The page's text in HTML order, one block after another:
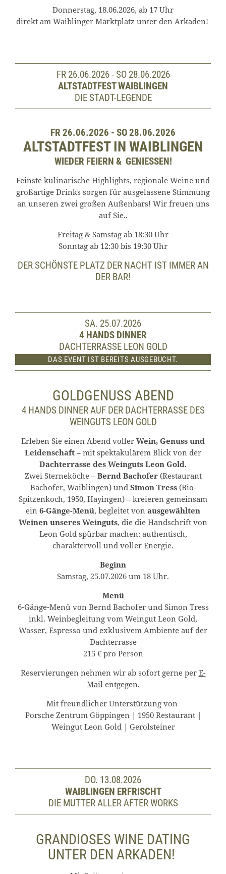
Donnerstag, 18.06.2026, ab 17 Uhr
direkt am Waiblinger Marktplatz unter den Arkaden!
FR 26.06.2026 - SO 28.06.2026
ALTSTADTFEST WAIBLINGEN
DIE STADT-LEGENDE
FR 26.06.2026 - SO 28.06.2026
ALTSTADTFEST IN WAIBLINGEN
WIEDER FEIERN & GENIESSEN!
Feinste kulinarische Highlights, regionale Weine und
großartige Drinks sorgen für ausgelassene Stimmung
an unseren zwei großen Außenbars! Wir freuen uns
auf Sie..
Freitag & Samstag ab 18:30 Uhr
Sonntag ab 12:30 bis 19:30 Uhr
DER SCHÖNSTE PLATZ DER NACHT IST IMMER AN
DER BAR!
SA. 25.07.2026
4 HANDS DINNER
DACHTERRASSE LEON GOLD
DAS EVENT IST BEREITS AUSGEBUCHT.
GOLDGENUSS ABEND
4 HANDS DINNER AUF DER DACHTERRASSE DES
WEINGUTS LEON GOLD
Erleben Sie einen Abend voller Wein, Genuss und
Leidenschaft – mit spektakulärem Blick von der
Dachterrasse des Weinguts Leon Gold.
Zwei Sterneköche – Bernd Bachofer(Restaurant
Bachofer, Waiblingen) und Simon Tress(Bio-
Spitzenkoch, 1950, Hayingen) – kreieren gemeinsam
ein 6-Gänge-Menü, begleitet von ausgewählten
Weinen unseres Weinguts, die die Handschrift von
Leon Gold spürbar machen: authentisch,
charaktervoll und voller Energie.
Beginn
Samstag, 25.07.2026 um 18 Uhr.
Menü
6-Gänge-Menü von Bernd Bachofer und Simon Tress
inkl. Weinbegleitung vom Weingut Leon Gold,
Wasser, Espresso und exklusivem Ambiente auf der
Dachterrasse
215 € pro Person
Reservierungen nehmen wir ab sofort gerne per E-
Mailentgegen.
Mit freundlicher Unterstützung von
Porsche Zentrum Göppingen | 1950 Restaurant |
Weingut Leon Gold | Gerolsteiner
DO. 13.08.2026
WAIBLINGEN ERFRISCHT
DIE MUTTER ALLER AFTER WORKS
GRANDIOSES WINE DATING
UNTER DEN ARKADEN!